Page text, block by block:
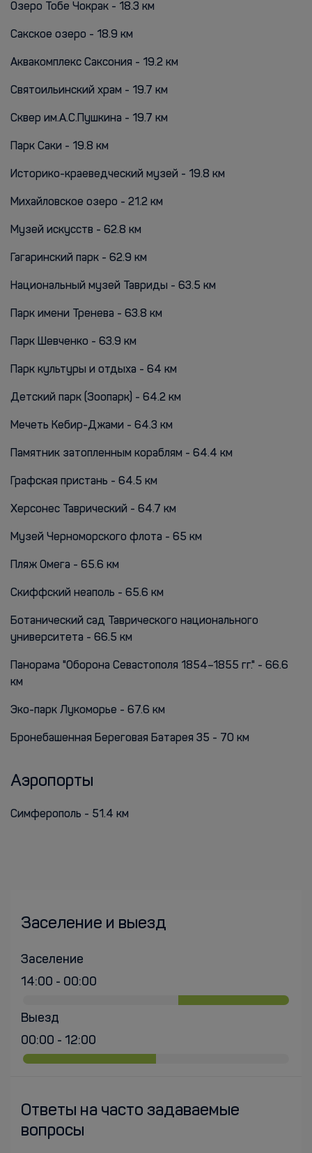
Озеро Тобе Чокрак - 18.3 км
Сакское озеро - 18.9 км
Аквакомплекс Саксония - 19.2 км
Святоильинский храм - 19.7 км
Сквер им.А.С.Пушкина - 19.7 км
Парк Саки - 19.8 км
Историко-краеведческий музей - 19.8 км
Михайловское озеро - 21.2 км
Музей искусств - 62.8 км
Гагаринский парк - 62.9 км
Национальный музей Тавриды - 63.5 км
Парк имени Тренева - 63.8 км
Парк Шевченко - 63.9 км
Парк культуры и отдыха - 64 км
Детский парк (Зоопарк) - 64.2 км
Мечеть Кебир-Джами - 64.3 км
Памятник затопленным кораблям - 64.4 км
Графская пристань - 64.5 км
Херсонес Таврический - 64.7 км
Музей Черноморского флота - 65 км
Пляж Омега - 65.6 км
Скиффский неаполь - 65.6 км
Ботанический сад Таврического национального
университета - 66.5 км
Панорама "Оборона Севастополя 1854–1855 гг." - 66.6
км
Эко-парк Лукоморье - 67.6 км
Бронебашенная Береговая Батарея 35 - 70 км
Аэропорты
Симферополь - 51.4 км
Заселение и выезд
Заселение
14:00 - 00:00
Выезд
00:00 - 12:00
Ответы на часто задаваемые
вопросы